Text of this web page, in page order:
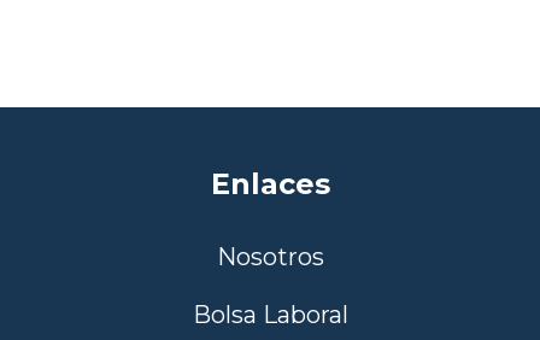
Enlaces
Nosotros
Bolsa Laboral